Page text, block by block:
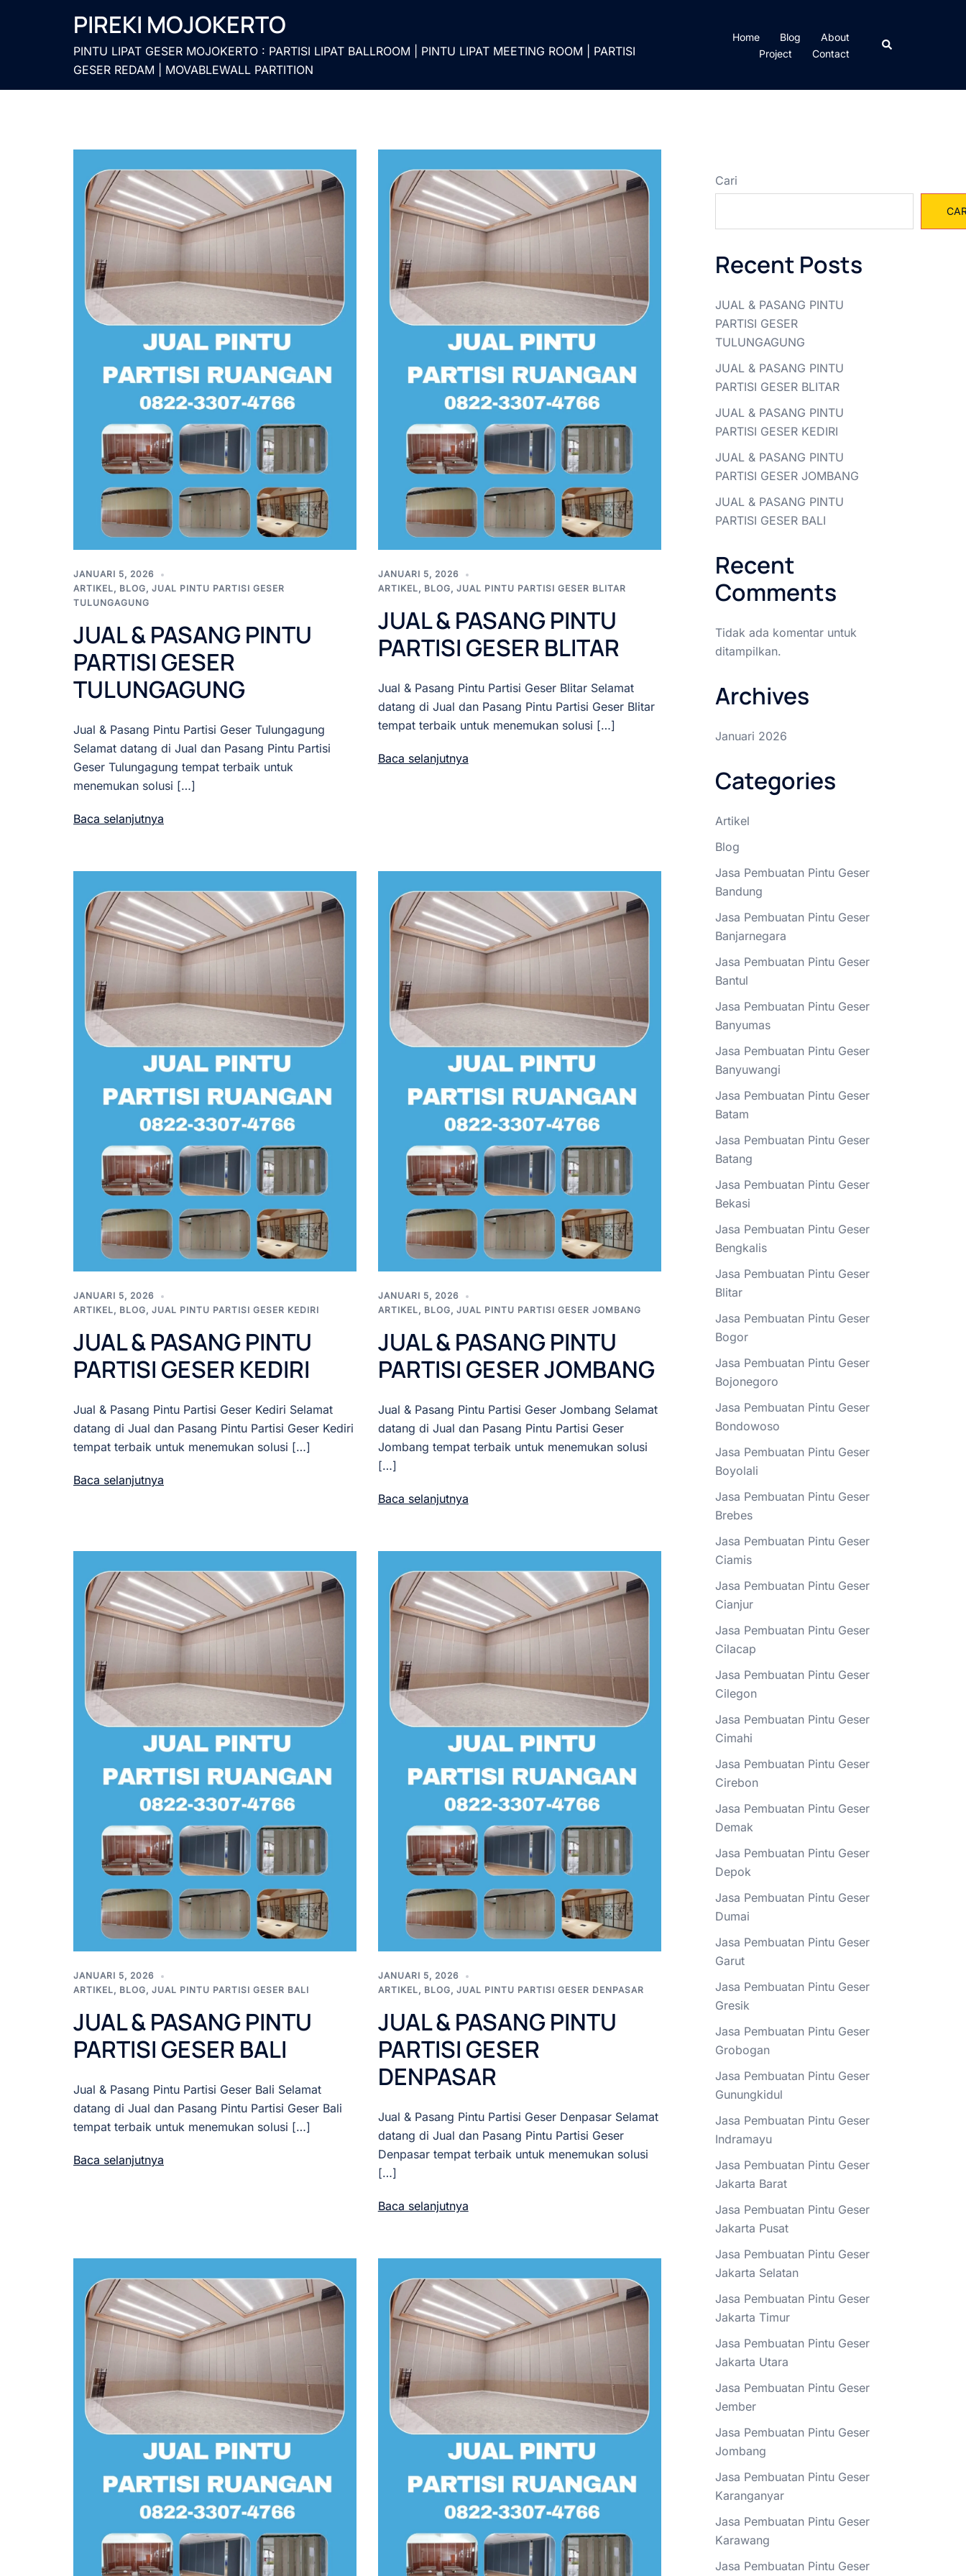
PIREKI MOJOKERTO
PINTU LIPAT GESER MOJOKERTO : PARTISI LIPAT BALLROOM | PINTU LIPAT MEETING ROOM | PARTISI
GESER REDAM | MOVABLEWALL PARTITION
Home Blog
About
Project
Contact
Cari
JANUARI 5, 2026
ARTIKEL, BLOG, JUAL PINTU PARTISI GESER
TULUNGAGUNG
JUAL & PASANG PINTU
PARTISI GESER
TULUNGAGUNG
Jual & Pasang Pintu Partisi Geser Tulungagung
Selamat datang di Jual dan Pasang Pintu Partisi
Geser Tulungagung tempat terbaik untuk
menemukan solusi […]
Baca selanjutnya
JANUARI 5, 2026
ARTIKEL, BLOG, JUAL PINTU PARTISI GESER BLITAR
JUAL & PASANG PINTU
PARTISI GESER BLITAR
Jual & Pasang Pintu Partisi Geser Blitar Selamat
datang di Jual dan Pasang Pintu Partisi Geser Blitar
tempat terbaik untuk menemukan solusi […]
Baca selanjutnya
JANUARI 5, 2026
ARTIKEL, BLOG, JUAL PINTU PARTISI GESER KEDIRI
JUAL & PASANG PINTU
PARTISI GESER KEDIRI
Jual & Pasang Pintu Partisi Geser Kediri Selamat
datang di Jual dan Pasang Pintu Partisi Geser Kediri
tempat terbaik untuk menemukan solusi […]
Baca selanjutnya
JANUARI 5, 2026
ARTIKEL, BLOG, JUAL PINTU PARTISI GESER JOMBANG
JUAL & PASANG PINTU
PARTISI GESER JOMBANG
Jual & Pasang Pintu Partisi Geser Jombang Selamat
datang di Jual dan Pasang Pintu Partisi Geser
Jombang tempat terbaik untuk menemukan solusi
[…]
Baca selanjutnya
JANUARI 5, 2026
ARTIKEL, BLOG, JUAL PINTU PARTISI GESER BALI
JUAL & PASANG PINTU
PARTISI GESER BALI
Jual & Pasang Pintu Partisi Geser Bali Selamat
datang di Jual dan Pasang Pintu Partisi Geser Bali
tempat terbaik untuk menemukan solusi […]
Baca selanjutnya
JANUARI 5, 2026
ARTIKEL, BLOG, JUAL PINTU PARTISI GESER DENPASAR
JUAL & PASANG PINTU
PARTISI GESER
DENPASAR
Jual & Pasang Pintu Partisi Geser Denpasar Selamat
datang di Jual dan Pasang Pintu Partisi Geser
Denpasar tempat terbaik untuk menemukan solusi
[…]
Baca selanjutnya
Cari
Recent Posts
JUAL & PASANG PINTU
PARTISI GESER
TULUNGAGUNG
JUAL & PASANG PINTU
PARTISI GESER BLITAR
JUAL & PASANG PINTU
PARTISI GESER KEDIRI
JUAL & PASANG PINTU
PARTISI GESER JOMBANG
JUAL & PASANG PINTU
PARTISI GESER BALI
Recent
Comments
Tidak ada komentar untuk
ditampilkan.
Archives
Januari 2026
Categories
Artikel
Blog
Jasa Pembuatan Pintu Geser
Bandung
Jasa Pembuatan Pintu Geser
Banjarnegara
Jasa Pembuatan Pintu Geser
Bantul
Jasa Pembuatan Pintu Geser
Banyumas
Jasa Pembuatan Pintu Geser
Banyuwangi
Jasa Pembuatan Pintu Geser
Batam
Jasa Pembuatan Pintu Geser
Batang
Jasa Pembuatan Pintu Geser
Bekasi
Jasa Pembuatan Pintu Geser
Bengkalis
Jasa Pembuatan Pintu Geser
Blitar
Jasa Pembuatan Pintu Geser
Bogor
Jasa Pembuatan Pintu Geser
Bojonegoro
Jasa Pembuatan Pintu Geser
Bondowoso
Jasa Pembuatan Pintu Geser
Boyolali
Jasa Pembuatan Pintu Geser
Brebes
Jasa Pembuatan Pintu Geser
Ciamis
Jasa Pembuatan Pintu Geser
Cianjur
Jasa Pembuatan Pintu Geser
Cilacap
Jasa Pembuatan Pintu Geser
Cilegon
Jasa Pembuatan Pintu Geser
Cimahi
Jasa Pembuatan Pintu Geser
Cirebon
Jasa Pembuatan Pintu Geser
Demak
Jasa Pembuatan Pintu Geser
Depok
Jasa Pembuatan Pintu Geser
Dumai
Jasa Pembuatan Pintu Geser
Garut
Jasa Pembuatan Pintu Geser
Gresik
Jasa Pembuatan Pintu Geser
Grobogan
Jasa Pembuatan Pintu Geser
Gunungkidul
Jasa Pembuatan Pintu Geser
Indramayu
Jasa Pembuatan Pintu Geser
Jakarta Barat
Jasa Pembuatan Pintu Geser
Jakarta Pusat
Jasa Pembuatan Pintu Geser
Jakarta Selatan
Jasa Pembuatan Pintu Geser
Jakarta Timur
Jasa Pembuatan Pintu Geser
Jakarta Utara
Jasa Pembuatan Pintu Geser
Jember
Jasa Pembuatan Pintu Geser
Jombang
Jasa Pembuatan Pintu Geser
Karanganyar
Jasa Pembuatan Pintu Geser
Karawang
Jasa Pembuatan Pintu Geser